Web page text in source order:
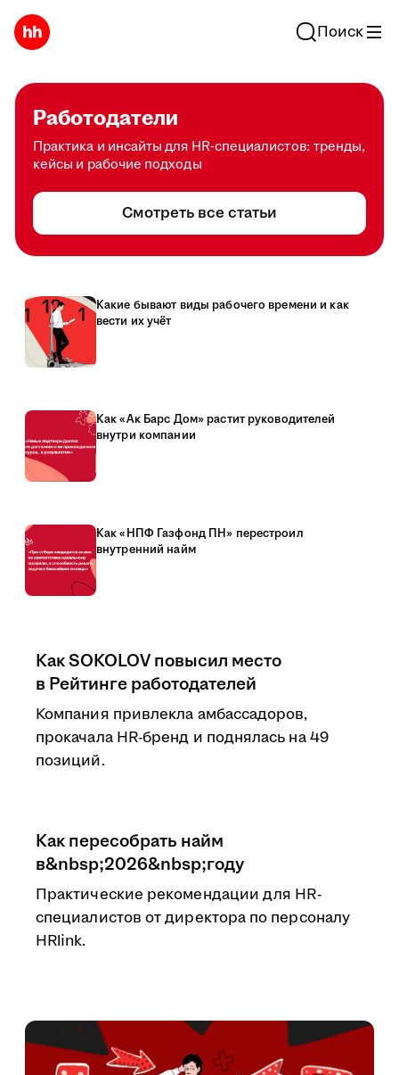
Поиск
Работодатели
Практика и инсайты для HR-специалистов: тренды,
кейсы и рабочие подходы
Смотреть все статьи
Какие бывают виды рабочего времени и как
вести их учёт
Как «Ак Барс Дом» растит руководителей
внутри компании
Как «НПФ Газфонд ПН» перестроил
внутренний найм
Как SOKOLOV повысил место
в Рейтинге работодателей
Компания привлекла амбассадоров,
прокачала HR-бренд и поднялась на 49
позиций.
Как пересобрать найм
в&nbsp;2026&nbsp;году
Практические рекомендации для HR-
специалистов от директора по персоналу
HRlink.